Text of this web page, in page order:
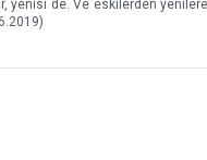
yenisi de. Ve eskilerden